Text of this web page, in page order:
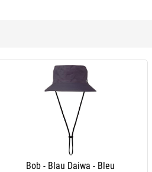
Herrenkappe Nash Make It Happen